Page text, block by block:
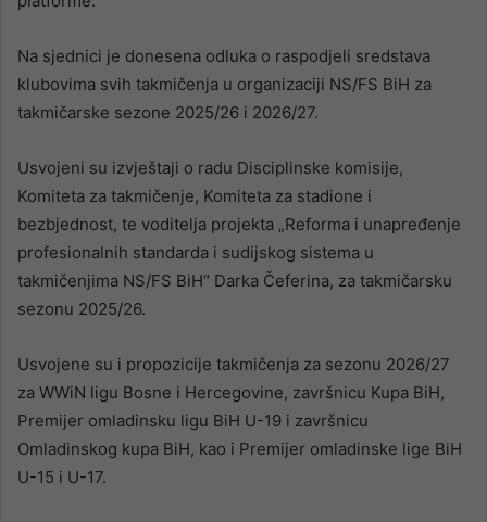
Na sjednici je donesena odluka o raspodjeli sredstava
klubovima svih takmičenja u organizaciji NS/FS BiH za
takmičarske sezone 2025/26 i 2026/27.
Usvojeni su izvještaji o radu Disciplinske komisije,
Komiteta za takmičenje, Komiteta za stadione i
bezbjednost, te voditelja projekta „Reforma i unapređenje
profesionalnih standarda i sudijskog sistema u
takmičenjima NS/FS BiH“ Darka Čeferina, za takmičarsku
sezonu 2025/26.
Usvojene su i propozicije takmičenja za sezonu 2026/27
za WWiN ligu Bosne i Hercegovine, završnicu Kupa BiH,
Premijer omladinsku ligu BiH U-19 i završnicu
Omladinskog kupa BiH, kao i Premijer omladinske lige BiH
U-15 i U-17.